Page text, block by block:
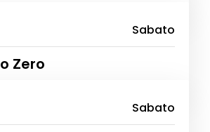
Sabato
Zero
Sabato